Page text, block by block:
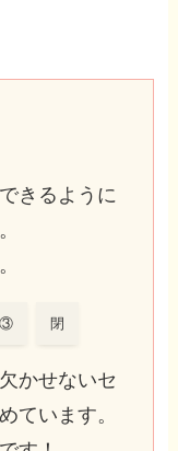
きるように
③ 閉
かせないセ
ています。